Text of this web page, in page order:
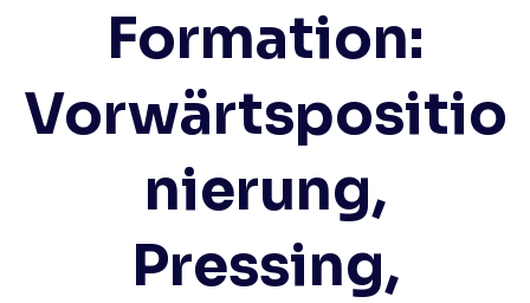
Formation:
Vorwärtspositio
nierung,
Pressing,